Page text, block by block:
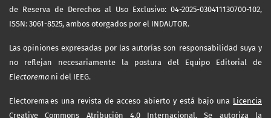
de Reserva de Derechos al Uso Exclusivo: 04-2025-030411130700-102,
ISSN: 3061-8525, ambos otorgados por el INDAUTOR.
Las opiniones expresadas por las autorías son responsabilidad suya y
no reflejan necesariamente la postura del Equipo Editorial de
Electorema ni del IEEG.
Electorema es una revista de acceso abierto y está bajo una Licencia
Creative Commons Atribución 4.0 Internacional. Se autoriza la